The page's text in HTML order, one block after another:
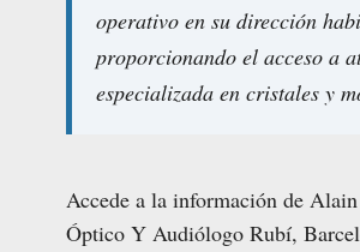
operativo en su dirección
proporcionando el acceso a
especializada en cristales y
Accede a la información de
Óptico Y Audiólogo Rubí,